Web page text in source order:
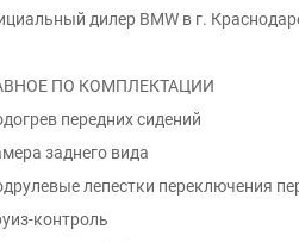
дилер BMW в г.
ПО КОМПЛЕКТАЦИИ
передних сидений
заднего вида
лепестки переключения
контроль